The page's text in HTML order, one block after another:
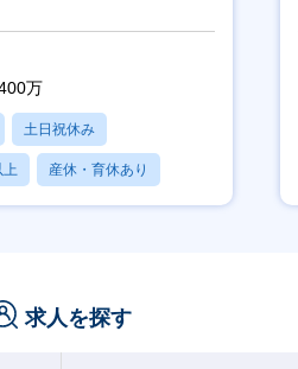
万
土日祝休み
産休・育休あり
求人を探す